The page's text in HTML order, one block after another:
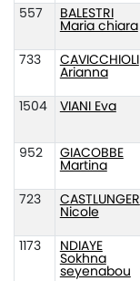
557
BALESTRI
Maria chiara
733
CAVICCHIOLI
Arianna
1504 VIANI Eva
952
GIACOBBE
Martina
723
CASTLUNGER
Nicole
1173
NDIAYE
Sokhna
seyenabou